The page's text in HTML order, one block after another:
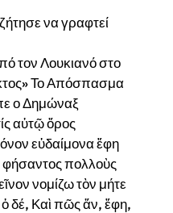
να γραφτεί
τον Λουκιανό στο
Το Απόσπασμα
ο Δημώναξ
αὐτῷ ὅρος
εὐδαίμονα ἔφη
φήσαντος πολλοὺς
νομίζω τὸν μήτε
ὁ δέ, Καὶ πῶς ἄν, ἔφη,